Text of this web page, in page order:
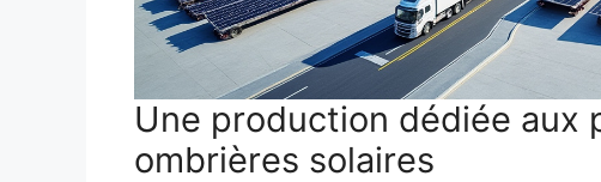
Une production dédiée
ombrières solaires